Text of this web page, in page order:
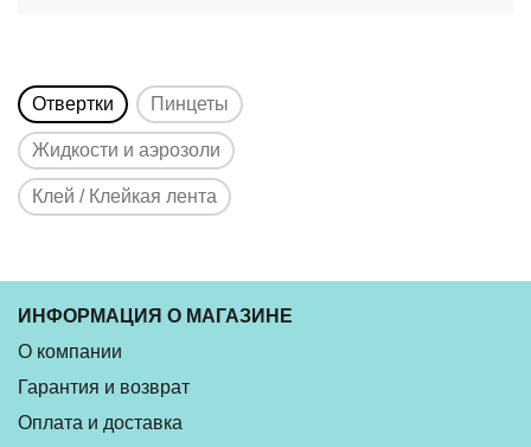
Отвертки Пинцеты
Жидкости и аэрозоли
Клей / Клейкая лента
ИНФОРМАЦИЯ О МАГАЗИНЕ
О компании
Гарантия и возврат
Оплата и доставка